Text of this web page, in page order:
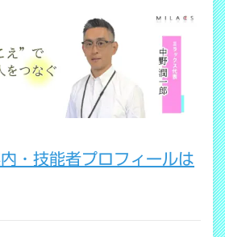
・技能者プロフィールは